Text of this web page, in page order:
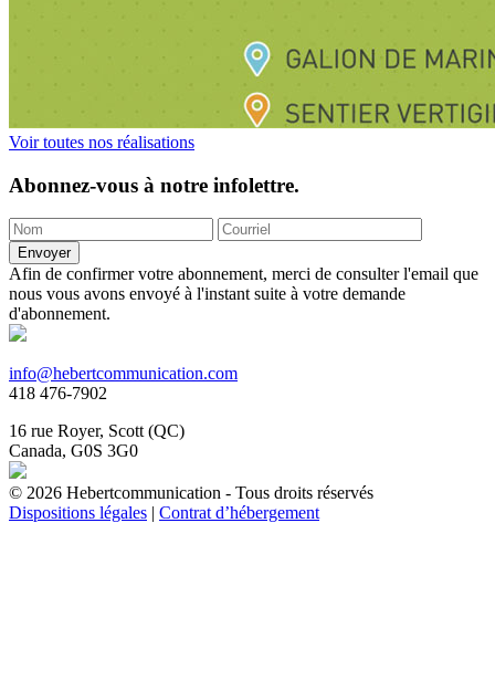
Voir toutes nos réalisations
Abonnez-vous à notre infolettre.
Envoyer
Afin de confirmer votre abonnement, merci de consulter l'email que
nous vous avons envoyé à l'instant suite à votre demande
d'abonnement.
info@hebertcommunication.com
418 476-7902
16 rue Royer, Scott (QC)
Canada, G0S 3G0
© 2026 Hebertcommunication - Tous droits réservés
Dispositions légales | Contrat d’hébergement